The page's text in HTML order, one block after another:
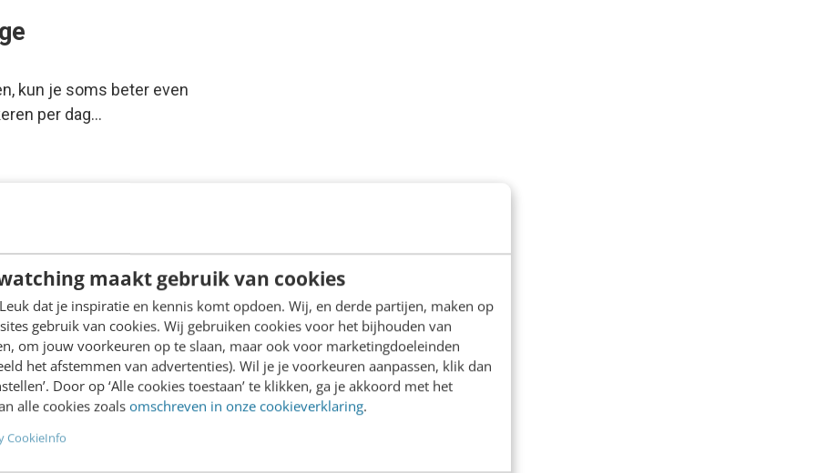
maakt gebruik van cookies
dat je inspiratie en kennis komt opdoen. Wij, en derde partijen, maken op
gebruik van cookies. Wij gebruiken cookies voor het bijhouden van
om jouw voorkeuren op te slaan, maar ook voor marketingdoeleinden
het afstemmen van advertenties). Wil je je voorkeuren aanpassen, klik dan
Door op ‘Alle cookies toestaan’ te klikken, ga je akkoord met het
alle cookies zoalsomschreven in onze cookieverklaring.
CookieInfo
kun je soms beter even
per dag…